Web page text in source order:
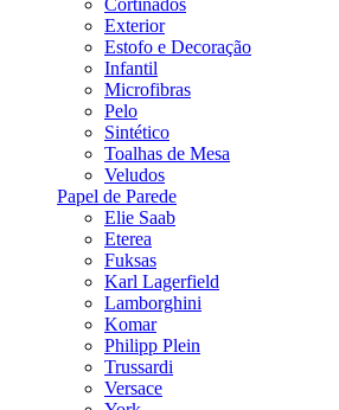
Cortinados
Exterior
Estofo e Decoração
Infantil
Microfibras
Pelo
Sintético
Toalhas de Mesa
Veludos
Papel de Parede
Elie Saab
Eterea
Fuksas
Karl Lagerfield
Lamborghini
Komar
Philipp Plein
Trussardi
Versace